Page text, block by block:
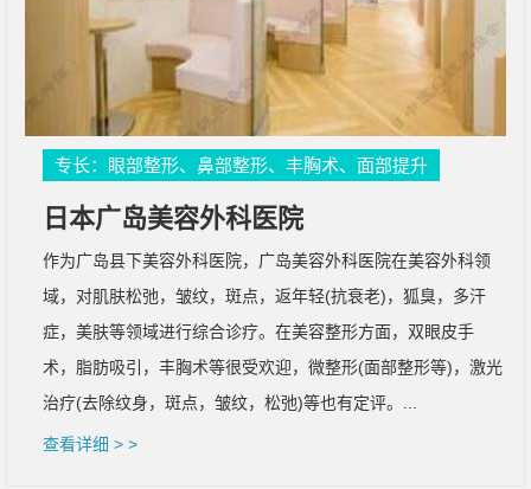
专长：眼部整形、鼻部整形、丰胸术、面部提升
日本广岛美容外科医院
作为广岛县下美容外科医院，广岛美容外科医院在美容外科领
域，对肌肤松弛，皱纹，斑点，返年轻(抗衰老)，狐臭，多汗
症，美肤等领域进行综合诊疗。在美容整形方面，双眼皮手
术，脂肪吸引，丰胸术等很受欢迎，微整形(面部整形等)，激光
治疗(去除纹身，斑点，皱纹，松弛)等也有定评。...
查看详细 > >